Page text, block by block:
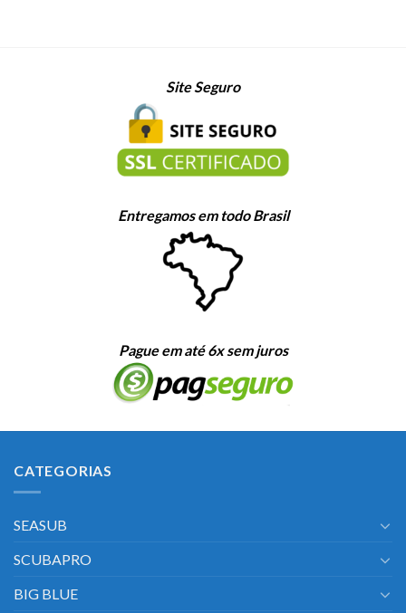
Site Seguro
Entregamos em todo Brasil
Pague em até 6x sem juros
CATEGORIAS
SEASUB
SCUBAPRO
BIG BLUE